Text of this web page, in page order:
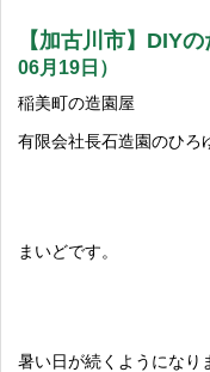
【加古川市】DIY
06月19日）
稲美町の造園屋
有限会社長石造園のひろ
まいどです。
暑い日が続くようになり